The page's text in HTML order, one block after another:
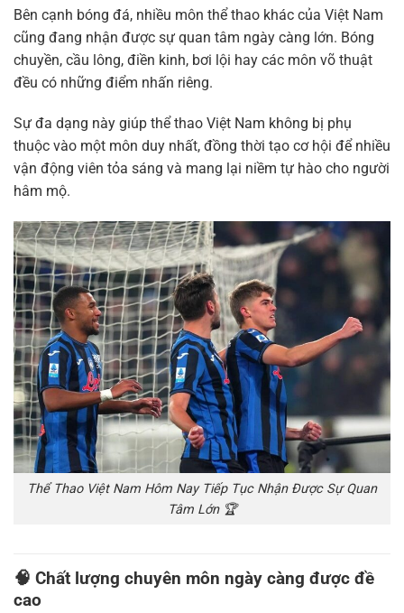
Bên cạnh bóng đá, nhiều môn thể thao khác của Việt Nam
cũng đang nhận được sự quan tâm ngày càng lớn. Bóng
chuyền, cầu lông, điền kinh, bơi lội hay các môn võ thuật
đều có những điểm nhấn riêng.
Sự đa dạng này giúp thể thao Việt Nam không bị phụ
thuộc vào một môn duy nhất, đồng thời tạo cơ hội để nhiều
vận động viên tỏa sáng và mang lại niềm tự hào cho người
hâm mộ.
Thể Thao Việt Nam Hôm Nay Tiếp Tục Nhận Được Sự Quan
Tâm Lớn 🏆
🧠 Chất lượng chuyên môn ngày càng được đề
cao